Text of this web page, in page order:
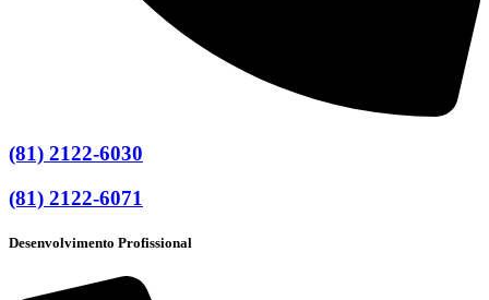
(81) 2122-6030
(81) 2122-6071
Desenvolvimento Profissional